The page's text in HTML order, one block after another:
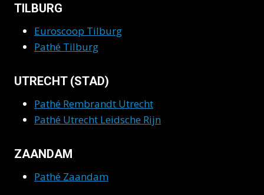
TILBURG
Euroscoop Tilburg
Pathé Tilburg
UTRECHT (STAD)
Pathé Rembrandt Utrecht
Pathé Utrecht Leidsche Rijn
ZAANDAM
Pathé Zaandam